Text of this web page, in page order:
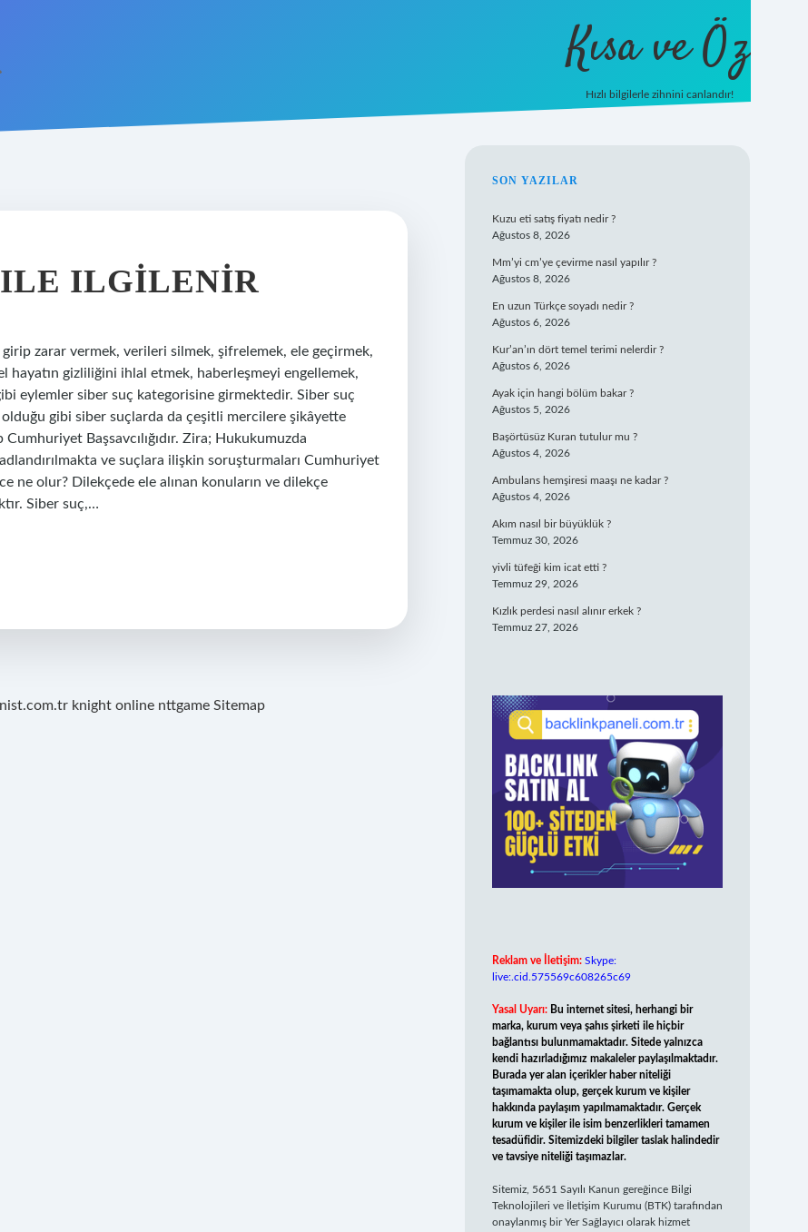
Kısa ve Öz
Hızlı bilgilerle zihnini canlandır!
ILE ILGILENIR
zarar vermek, verileri silmek, şifrelemek, ele geçirmek,
hayatın gizliliğini ihlal etmek, haberleşmeyi engellemek,
eylemler siber suç kategorisine girmektedir. Siber suç
gibi siber suçlarda da çeşitli mercilere şikâyette
Başsavcılığıdır. Zira; Hukukumuzda
ve suçlara ilişkin soruşturmaları Cumhuriyet
ne olur? Dilekçede ele alınan konuların ve dilekçe
Siber suç,…
knight online nttgame Sitemap
SIDEBAR
SON YAZILAR
Kuzu eti satış fiyatı nedir ?
Ağustos 8, 2026
Mm’yi cm’ye çevirme nasıl yapılır ?
Ağustos 8, 2026
En uzun Türkçe soyadı nedir ?
Ağustos 6, 2026
Kur’an’ın dört temel terimi nelerdir ?
Ağustos 6, 2026
Ayak için hangi bölüm bakar ?
Ağustos 5, 2026
Başörtüsüz Kuran tutulur mu ?
Ağustos 4, 2026
Ambulans hemşiresi maaşı ne kadar ?
Ağustos 4, 2026
Akım nasıl bir büyüklük ?
Temmuz 30, 2026
yivli tüfeği kim icat etti ?
Temmuz 29, 2026
Kızlık perdesi nasıl alınır erkek ?
Temmuz 27, 2026
Reklam ve İletişim: Skype:
live:.cid.575569c608265c69
Yasal Uyarı: Bu internet sitesi, herhangi bir
marka, kurum veya şahıs şirketi ile hiçbir
bağlantısı bulunmamaktadır. Sitede yalnızca
kendi hazırladığımız makaleler paylaşılmaktadır.
Burada yer alan içerikler haber niteliği
taşımamakta olup, gerçek kurum ve kişiler
hakkında paylaşım yapılmamaktadır. Gerçek
kurum ve kişiler ile isim benzerlikleri tamamen
tesadüfidir. Sitemizdeki bilgiler taslak halindedir
ve tavsiye niteliği taşımazlar.
Sitemiz, 5651 Sayılı Kanun gereğince Bilgi
Teknolojileri ve İletişim Kurumu (BTK) tarafından
onaylanmış bir Yer Sağlayıcı olarak hizmet